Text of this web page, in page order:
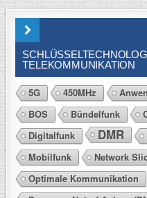
TELEKOMMUNIKATION
5G 450MHz
BOS
Bündelfunk
Digitalfunk
DMR
Mobilfunk
Network
Optimale Kommunikation